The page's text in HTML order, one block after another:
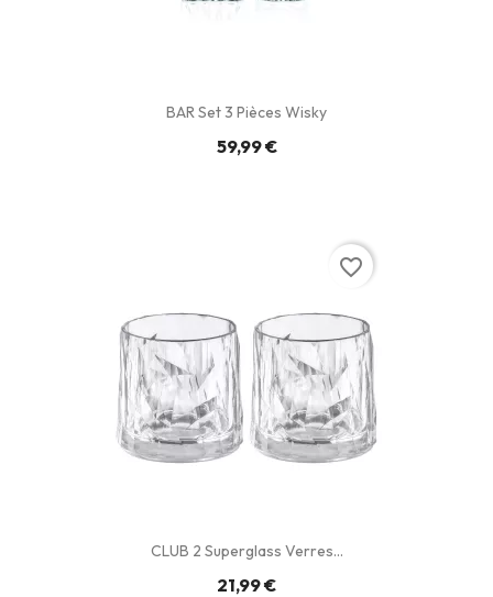
BAR Set 3 Pièces Wisky
59,99 €
CLUB 2 Superglass Verres...
21,99 €
favorite_border